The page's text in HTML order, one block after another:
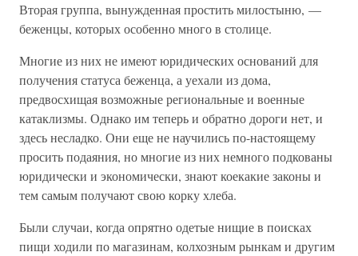
Вторая группа, вынужденная простить милостыню, —
беженцы, которых особенно много в столице.
Многие из них не имеют юридических оснований для
получения статуса беженца, а уехали из дома,
предвосхищая возможные региональные и военные
катаклизмы. Однако им теперь и обратно дороги нет, и
здесь несладко. Они еще не научились по-настоящему
просить подаяния, но многие из них немного подкованы
юридически и экономически, знают коекакие законы и
тем самым получают свою корку хлеба.
Были случаи, когда опрятно одетые нищие в поисках
пищи ходили по магазинам, колхозным рынкам и другим